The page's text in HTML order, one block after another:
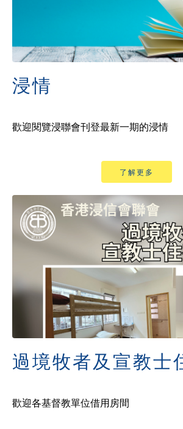
浸情
歡迎閱覽浸聯會刊登最新一期的浸情
了解更多
過境牧者及宣教士
歡迎各基督教單位借用房間